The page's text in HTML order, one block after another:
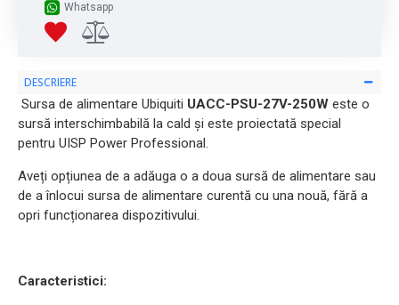
Whatsapp
DESCRIERE
Sursa de alimentare Ubiquiti UACC-PSU-27V-250W este o
sursă interschimbabilă la cald și este proiectată special
pentru UISP Power Professional.
Aveți opțiunea de a adăuga o a doua sursă de alimentare sau
de a înlocui sursa de alimentare curentă cu una nouă, fără a
opri funcționarea dispozitivului.
Caracteristici: